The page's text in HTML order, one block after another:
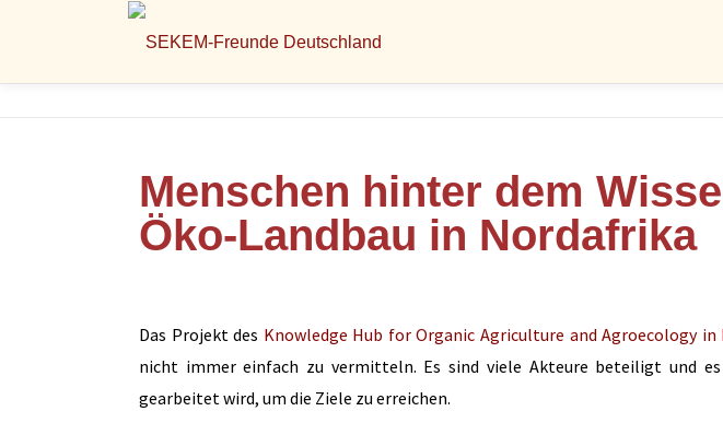
Menschen hinter dem
Öko-Landbau in Nordafrika
Das Projekt des Knowledge Hub for Organic Agriculture and Agroecology
nicht immer einfach zu vermitteln. Es sind viele Akteure beteiligt und
gearbeitet wird, um die Ziele zu erreichen.